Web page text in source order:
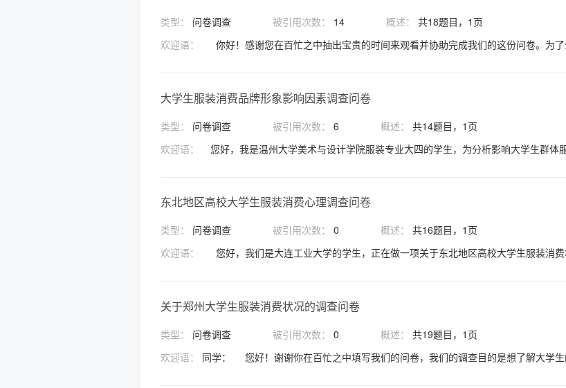
类型： 问卷调查 被引用次数： 14 概述：
共18题目，1页
欢迎语：
大学生服装消费品牌形象影响因素调查问卷
类型： 问卷调查 被引用次数： 6 概述：
共14题目，1页
欢迎语：
东北地区高校大学生服装消费心理调查问卷
类型： 问卷调查 被引用次数： 0 概述：
共16题目，1页
欢迎语：
关于郑州大学生服装消费状况的调查问卷
类型： 问卷调查 被引用次数： 0 概述：
共19题目，1页
欢迎语：